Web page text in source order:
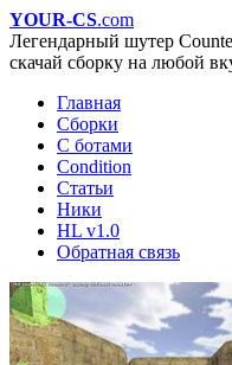
YOUR-CS.com
Легендарный шутер
скачай сборку на любой
Главная
Сборки
С ботами
Condition
Статьи
Ники
HL v1.0
Обратная связь